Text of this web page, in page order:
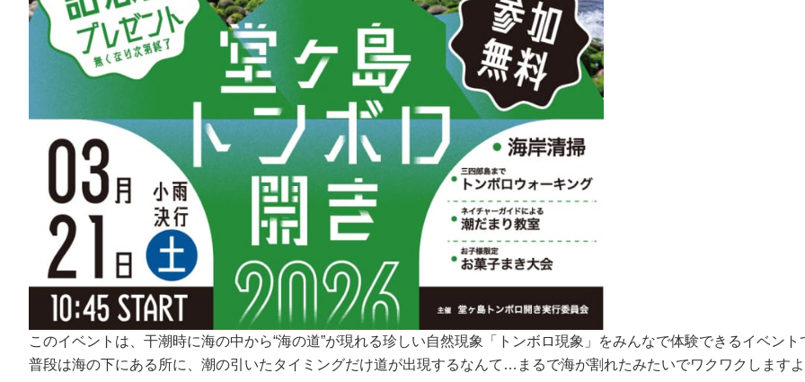
このイベントは、干潮時に海の中から“海の道”が現れる珍しい自然現象「トンボロ現象」をみんなで体験できるイベント
普段は海の下にある所に、潮の引いたタイミングだけ道が出現するなんて…まるで海が割れたみたいでワクワクしますよ